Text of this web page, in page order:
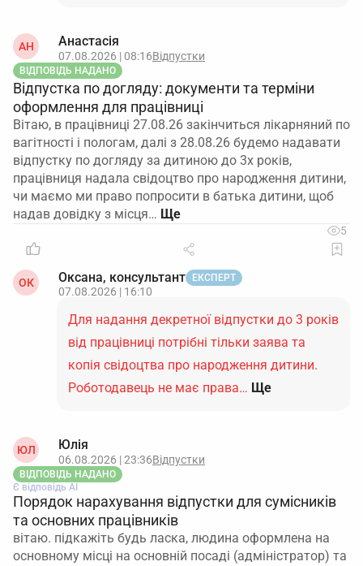
АН Анастасія
07.08.2026 | 08:16Відпустки
ВІДПОВІДЬ НАДАНО
Відпустка по догляду: документи та терміни
оформлення для працівниці
Вітаю, в працівниці 27.08.26 закінчиться лікарняний по
вагітності і пологам, далі з 28.08.26 будемо надавати
відпустку по догляду за дитиною до 3х років,
працівниця надала свідоцтво про народження дитини,
чи маємо ми право попросити в батька дитини, щоб
надав довідку з місця…
5
ОК Оксана, консультант ЕКСПЕРТ
07.08.2026 | 16:10
Для надання декретної відпустки до 3 років
від працівниці потрібні тільки заява та
копія свідоцтва про народження дитини.
Роботодавець не має права… Ще
ЮЛ Юлія
06.08.2026 | 23:36Відпустки
ВІДПОВІДЬ НАДАНО
Є відповідь АІ
Порядок нарахування відпустки для сумісників
та основних працівників
вітаю. підкажіть будь ласка, людина оформлена на
основному місці на основній посаді (адміністратор) та